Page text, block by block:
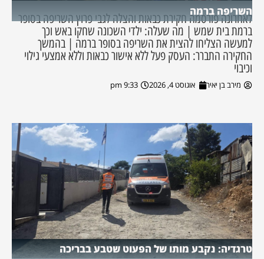
השריפה ברמה
לאחרונה פורסמה חקירת כבאות והצלה לגבי פרוץ השריפה בסופר
ברמת בית שמש | מה שעלה: ילדי השכונה שחקו באש וכך
למעשה הצליחו להצית את השריפה בסופר ברמה | בהמשך
החקירה התברר: העסק פעל ללא אישור כבאות וללא אמצעי גילוי
וכיבוי
מירב בן יאיר אוגוסט 4, 2026 9:33 pm
טרגדיה: נקבע מותו של הפעוט שטבע בבריכה